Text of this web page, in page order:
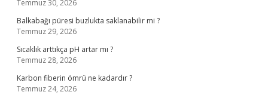
Temmuz 30, 2026
Balkabağı püresi buzlukta saklanabilir mi ?
Temmuz 29, 2026
Sıcaklık arttıkça pH artar mı ?
Temmuz 28, 2026
Karbon fiberin ömrü ne kadardır ?
Temmuz 24, 2026